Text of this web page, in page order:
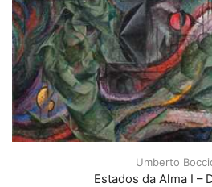
Umberto
Estados da Alma I –